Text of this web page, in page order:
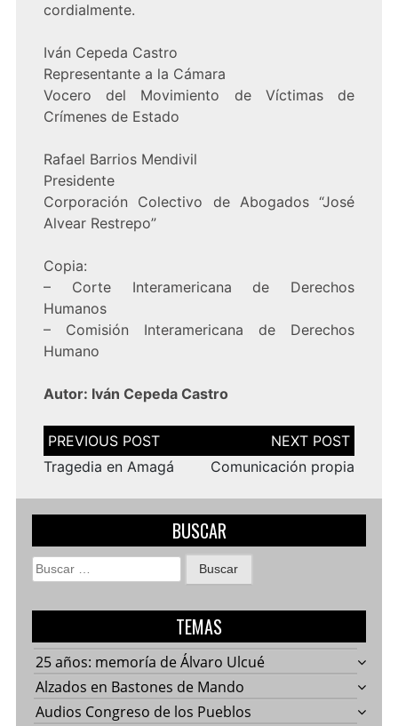
cordialmente.
Iván Cepeda Castro
Representante a la Cámara
Vocero del Movimiento de Víctimas de
Crímenes de Estado
Rafael Barrios Mendivil
Presidente
Corporación Colectivo de Abogados “José
Alvear Restrepo”
Copia:
– Corte Interamericana de Derechos
Humanos
– Comisión Interamericana de Derechos
Humano
Autor: Iván Cepeda Castro
Navegación
de
entradas
Tragedia en Amagá Comunicación propia
BUSCAR
Buscar:
TEMAS
25 años: memoría de Álvaro Ulcué
Alzados en Bastones de Mando
Audios Congreso de los Pueblos